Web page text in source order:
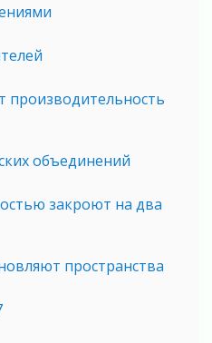
производительность
объединений
закроют на два
пространства